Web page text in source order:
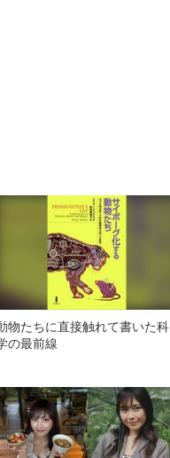
物たちに直接触れて書いた科
の最前線